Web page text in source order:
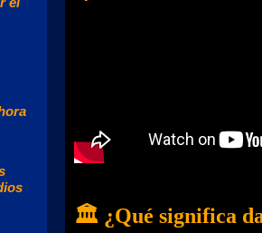
🏛️ ¿Qué significa